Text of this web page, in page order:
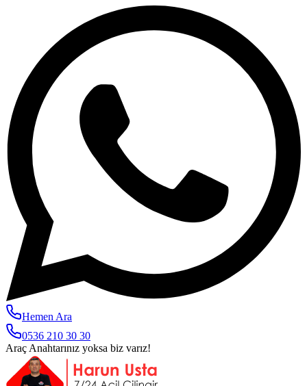
Hemen Ara
0536 210 30 30
Araç Anahtarınız yoksa biz varız!